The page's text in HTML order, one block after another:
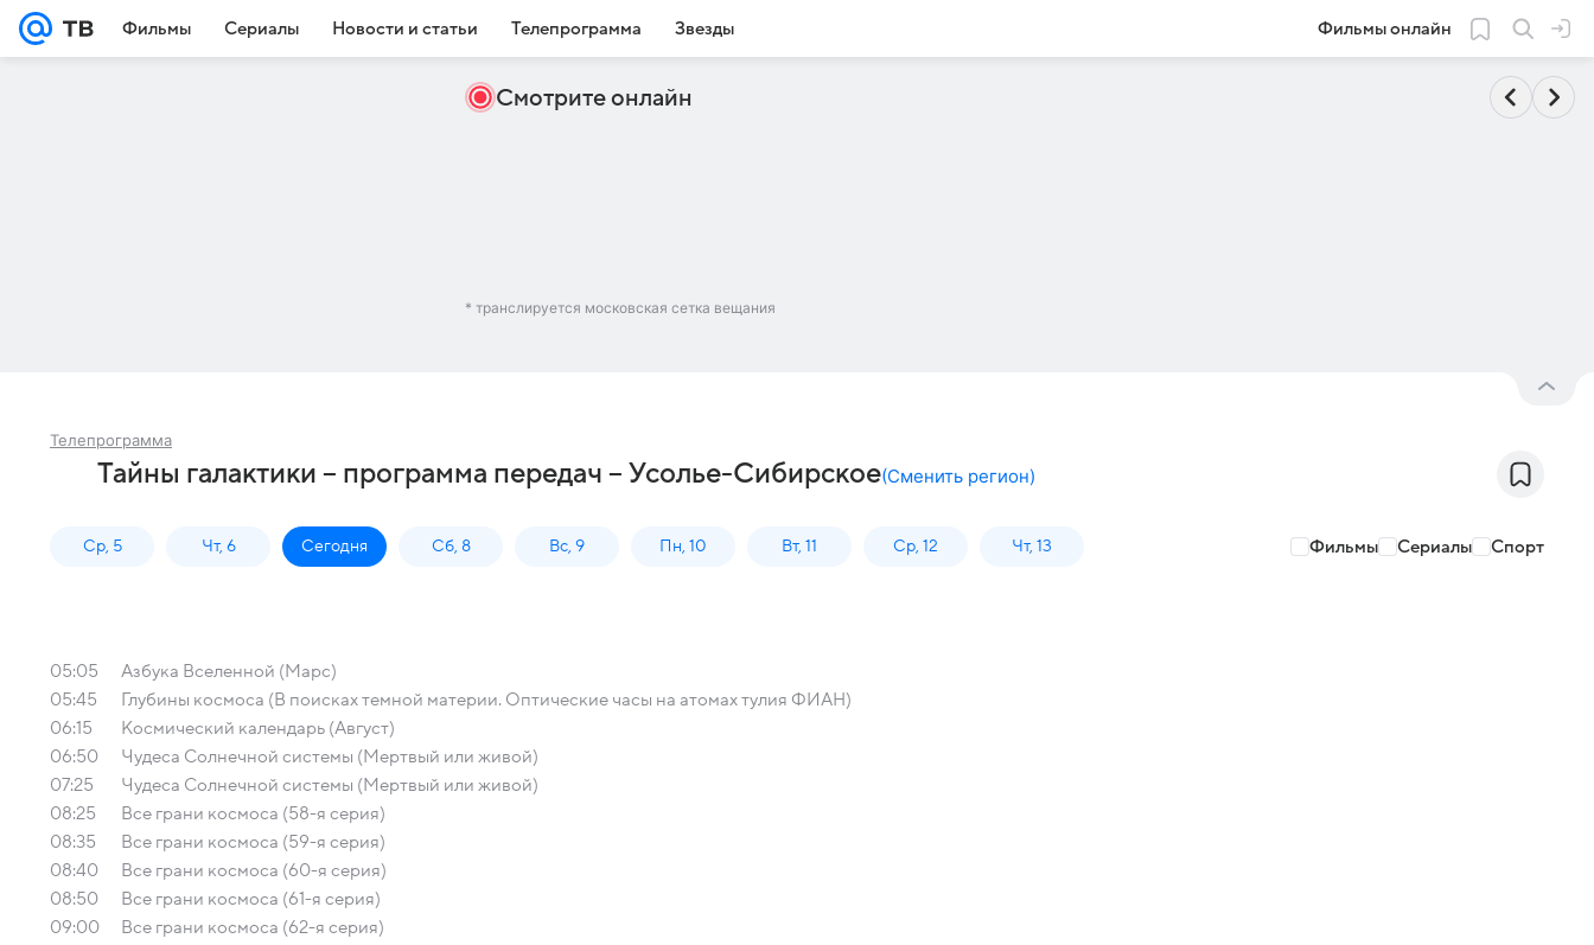
Фильмы Сериалы Новости и статьи Телепрограмма Звезды Фильмы онлайн
Смотрите онлайн
* транслируется московская сетка вещания
Телепрограмма
Тайны галактики – программа передач – Усолье-Сибирское(Сменить регион)
Ср, 5 Чт, 6 Сегодня Сб, 8 Вс, 9 Пн, 10 Вт, 11 Ср, 12 Чт, 13 Фильмы Сериалы Спорт
05:05
Азбука Вселенной (Марс)
05:45
Глубины космоса (В поисках темной материи. Оптические часы на атомах тулия ФИАН)
06:15
Космический календарь (Август)
06:50
Чудеса Солнечной системы (Мертвый или живой)
07:25
Чудеса Солнечной системы (Мертвый или живой)
08:25
Все грани космоса (58-я серия)
08:35
Все грани космоса (59-я серия)
08:40
Все грани космоса (60-я серия)
08:50
Все грани космоса (61-я серия)
09:00
Все грани космоса (62-я серия)